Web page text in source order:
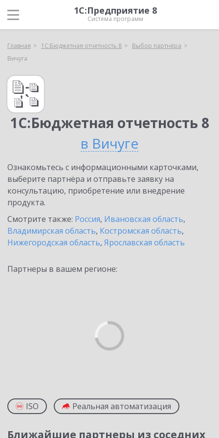
1С:Предприятие 8
Система программ
Главная 1С:Бюджетная отчетность 8
Выбор партнёра
Вичуга
1С:Бюджетная отчетность 8
в Вичуге
Ознакомьтесь с информационными карточками,
выберите партнёра и отправьте заявку на
консультацию, приобретение или внедрение
продукта.
Смотрите также: Россия, Ивановская область,
Владимирская область, Костромская область,
Нижегородская область, Ярославская область
Партнеры в вашем регионе:
ISO Реальная автоматизация
Ближайшие партнеры из соседних